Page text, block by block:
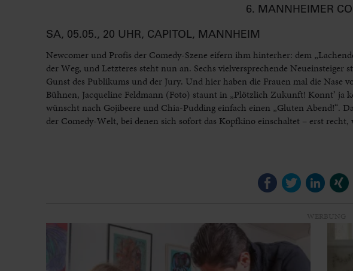
6. MANNHEIMER
SA, 05.05., 20 UHR, CAPITOL, MANNHEIM
Newcomer und Profis der Comedy-Szene eifern ihm hinterher: dem
der Weg, und Letzteres steht nun an. Sechs vielversprechende Neueinsteiger
Gunst des Publikums und der Jury. Und hier haben die Frauen mal die Nase
Bühnen, Jacqueline Feldmann (Foto) staunt in „Plötzlich Zukunft! Konnt’ ja
wünscht nach Gojibeere und Chia-Pudding einfach einen „Gluten Abend!“.
der Comedy-Welt, bei denen sich sofort das Kopfkino einschaltet – erst
FacebookTwitterLinkedIn